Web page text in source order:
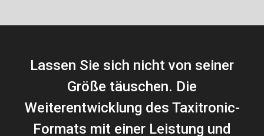
Lassen Sie sich nicht von seiner
Größe täuschen. Die
Weiterentwicklung des Taxitronic-
Formats mit einer Leistung und